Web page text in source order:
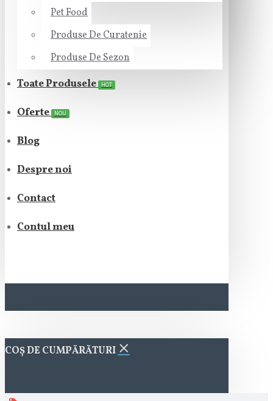
Pet Food
Produse De Curatenie
Produse De Sezon
Toate Produsele HOT
Oferte NOU
Blog
Despre noi
Contact
Contul meu
COȘ DE CUMPĂRĂTURI